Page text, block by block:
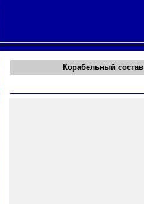
Корабельный состав